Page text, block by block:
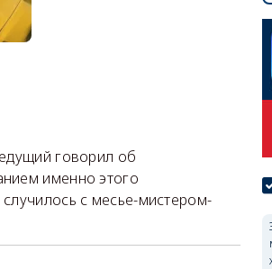
говорил об
именно этого
с месье-мистером-